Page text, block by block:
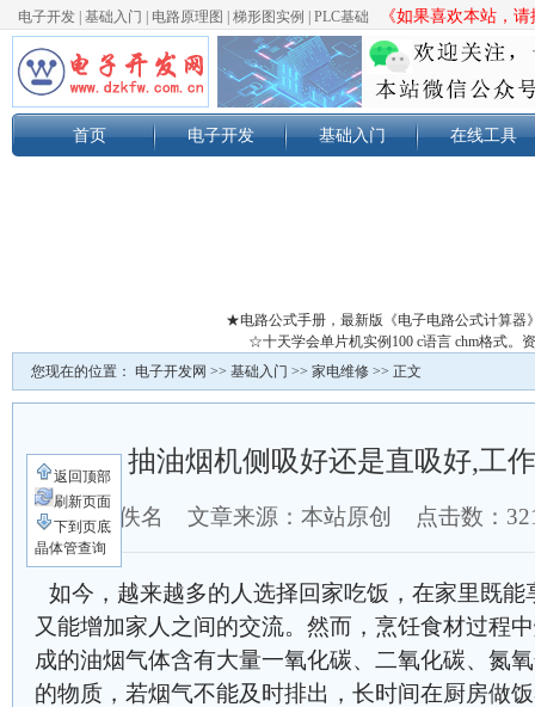
电子开发 基础入门 电路原理图 梯形图实例 PLC基础 《如果喜欢本站，
首页 电子开发 基础入门 在线工具
★电路公式手册，最新版《电子电路公式计算器
☆十天学会单片机实例100 c语言 chm格式。
您现在的位置： 电子开发网 >> 基础入门 >> 家电维修 >> 正文
抽油烟机侧吸好还是直吸好,工
作者：佚名 文章来源：本站原创 点击数：
如今，越来越多的人选择回家吃饭，在家里既
又能增加家人之间的交流。然而，烹饪食材过程
成的油烟气体含有大量一氧化碳、二氧化碳、氮
的物质，若烟气不能及时排出，长时间在厨房做
返回顶部
刷新页面
下到页底
晶体管查询